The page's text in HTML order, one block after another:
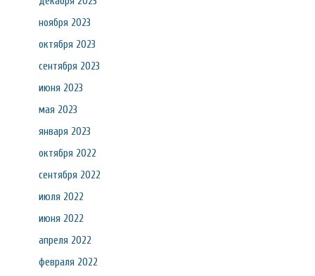
ноября 2023
октября 2023
сентября 2023
июня 2023
мая 2023
января 2023
октября 2022
сентября 2022
июля 2022
июня 2022
апреля 2022
февраля 2022